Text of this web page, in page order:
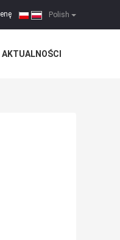
Polish
|
AKTUALNOŚCI